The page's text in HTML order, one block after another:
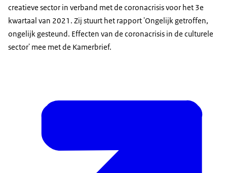
creatieve sector in verband met de coronacrisis voor het 3e
kwartaal van 2021. Zij stuurt het rapport 'Ongelijk getroffen,
ongelijk gesteund. Effecten van de coronacrisis in de culturele
sector' mee met de Kamerbrief.